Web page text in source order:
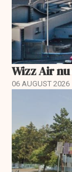
Wizz Air
06 AUGUST 2026